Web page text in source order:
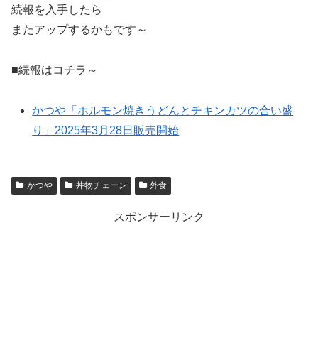
続報を入手したら
またアップするかもです～
■続報はコチラ～
かつや「ホルモン焼きうどんとチキンカツの合い盛
り」2025年3月28日販売開始
かつや 丼物チェーン 外食
スポンサーリンク